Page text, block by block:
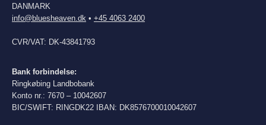
DANMARK
info@bluesheaven.dk • +45 4063 2400
CVR/VAT: DK-43841793
Bank forbindelse:
Ringkøbing Landbobank
Konto nr.: 7670 – 10042607
BIC/SWIFT: RINGDK22 IBAN: DK8576700010042607